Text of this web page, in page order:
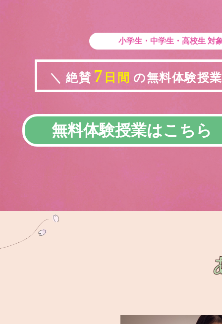
小学生・中学生・高校生 対
＼ 絶賛 7 日間 の無料体験授
無料体験授業はこちら